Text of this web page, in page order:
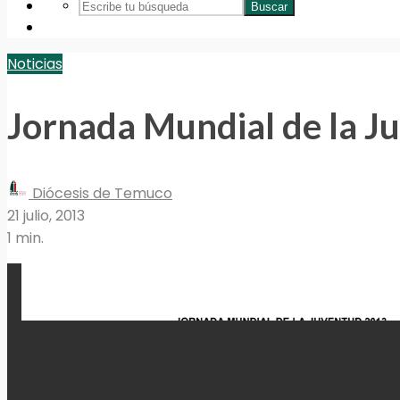
Buscar
Noticias
Jornada Mundial de la
Diócesis de Temuco
21 julio, 2013
1 min.